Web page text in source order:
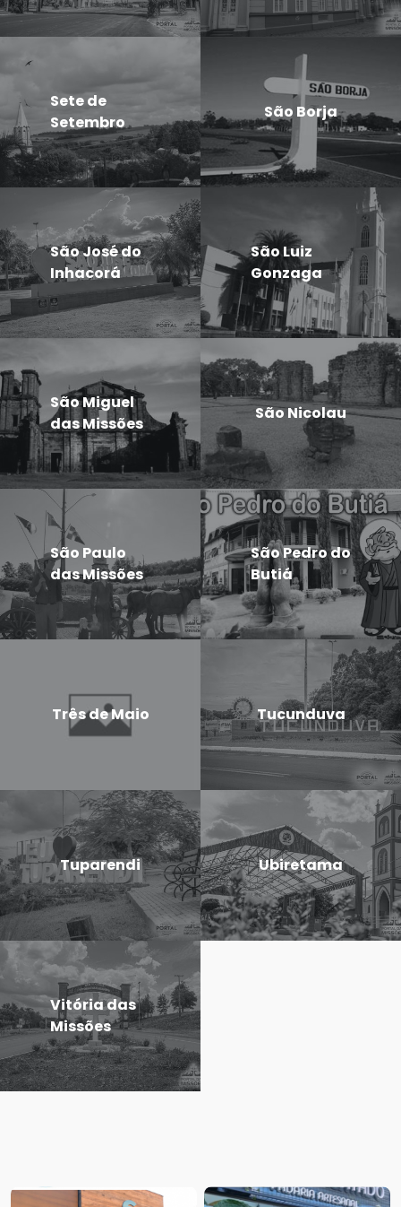
Sete de
Setembro
São Borja
São José do
Inhacorá
São Luiz
Gonzaga
São Miguel
das Missões
São Nicolau
São Paulo
das Missões
São Pedro do
Butiá
Três de Maio Tucunduva
Tuparendi Ubiretama
Vitória das
Missões